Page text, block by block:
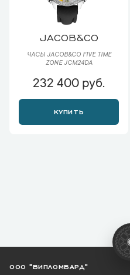
JACOB&CO
ЧАСЫ JACOB&CO FIVE TIME
ZONE JCM24DA
232 400 руб.
КУПИТЬ
ООО "ВИПЛОМБАРД"